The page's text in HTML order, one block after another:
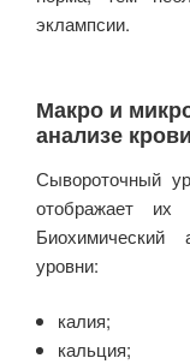
эклампсии.
Макро и
анализе
Сывороточный
отображает их
Биохимический
уровни:
калия;
кальция;